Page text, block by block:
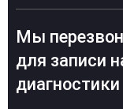
Мы
для записи
диагностики